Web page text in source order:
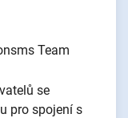
Team
se
pro spojení s